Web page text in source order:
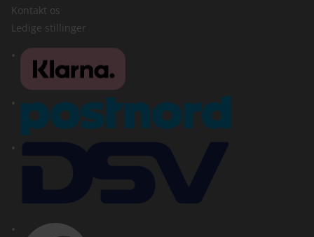
Kontakt os
Ledige stillinger